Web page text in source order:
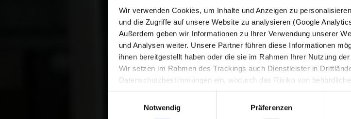
Wir verwenden Cookies, um Inhalte und Anzeigen zu
und die Zugriffe auf unsere Website zu analysieren (Google
Außerdem geben wir Informationen zu Ihrer Verwendung unserer
und Analysen weiter. Unsere Partner führen diese Informationen
ihnen bereitgestellt haben oder die sie im Rahmen Ihrer Nutzung
Wir setzen im Rahmen des Trackings auch Dienstleister in
Datenschutzbestimmungen ein, wodurch das Risiko von
Daten bestehen kann.
Datenschutzhinweise
Notwendig
Präferenzen
LA SOLUTION
BESOIN. DE « MÉGA
NOTRE GAMME